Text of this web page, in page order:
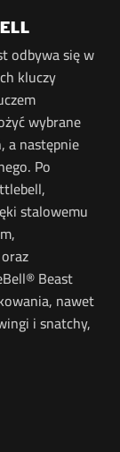
odbywa się w
kluczy
wybrane
a następnie
Po
stalowemu
Beast
nawet
i snatchy,